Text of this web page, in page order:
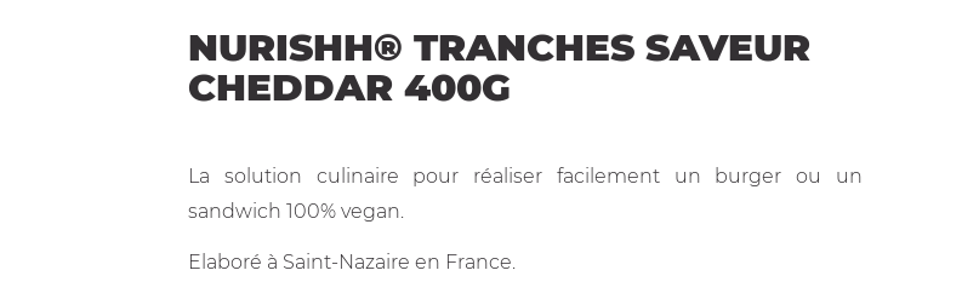
NURISHH® TRANCHES SAVEUR
CHEDDAR 400G
La solution culinaire pour réaliser facilement un burger ou un
sandwich 100% vegan.
Elaboré à Saint-Nazaire en France.